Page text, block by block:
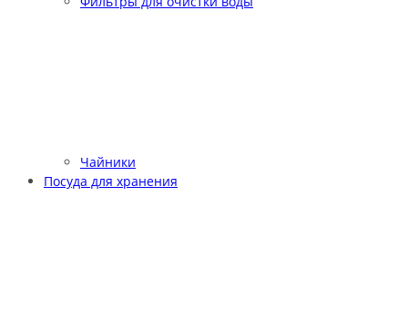
Чайники
Посуда для хранения